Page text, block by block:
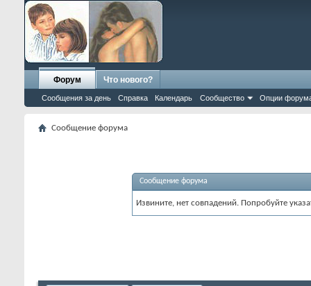
Форум
Сообщения за день Справка Календарь Сообщество Опции
Что нового?
Сообщение форума
Сообщение форума
Извините, нет совпадений. Попробуйте